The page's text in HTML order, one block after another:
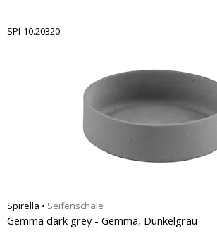
SPI-10.20320
Spirella • Seifenschale
Gemma dark grey - Gemma, Dunkelgrau